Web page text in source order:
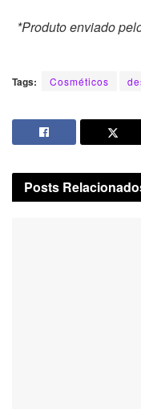
*Produto enviado
Tags: Cosméticos
Posts